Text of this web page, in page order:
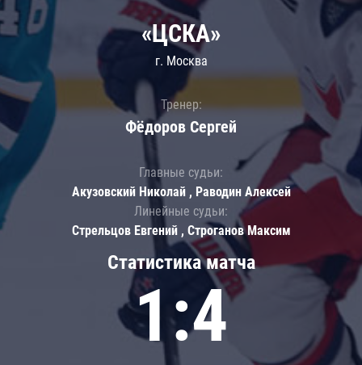
Статистика матча
1:4
«ЦСКА»
г. Москва
Тренер:
Фёдоров Сергей
Главные судьи:
Акузовский Николай , Раводин Алексей
Линейные судьи:
Стрельцов Евгений , Строганов Максим